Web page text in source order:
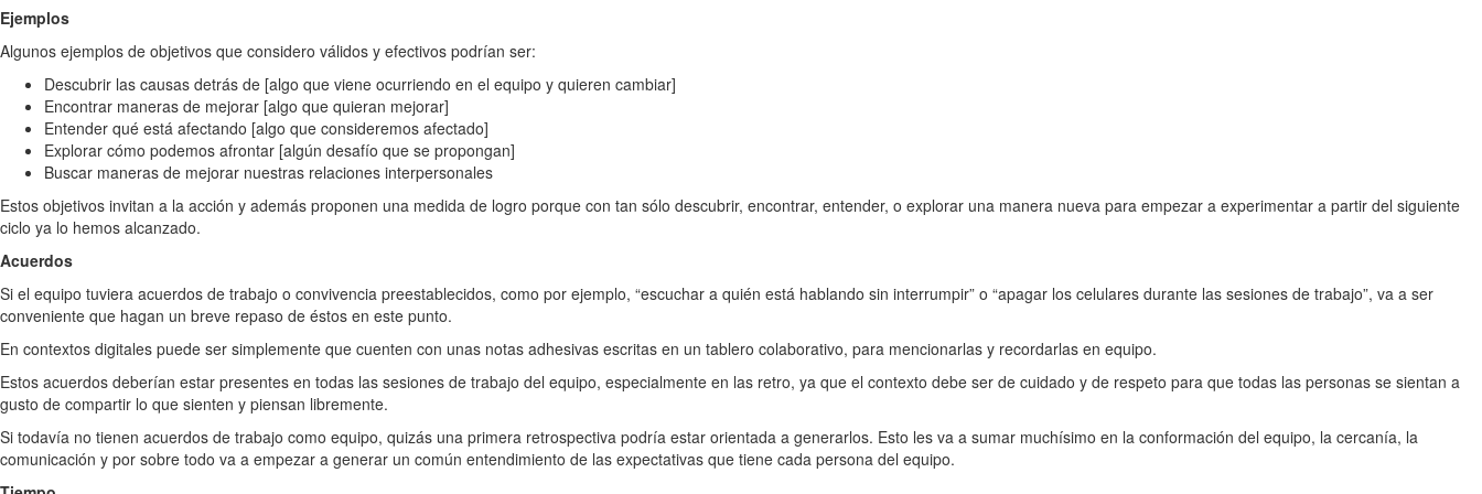
Ejemplos
Algunos ejemplos de objetivos que considero válidos y efectivos podrían ser:
Descubrir las causas detrás de [algo que viene ocurriendo en el equipo y quieren cambiar]
Encontrar maneras de mejorar [algo que quieran mejorar]
Entender qué está afectando [algo que consideremos afectado]
Explorar cómo podemos afrontar [algún desafío que se propongan]
Buscar maneras de mejorar nuestras relaciones interpersonales
Estos objetivos invitan a la acción y además proponen una medida de logro porque con tan sólo descubrir, encontrar, entender, o explorar una manera nueva para empezar a experimentar a partir del siguiente
ciclo ya lo hemos alcanzado.
Acuerdos
Si el equipo tuviera acuerdos de trabajo o convivencia preestablecidos, como por ejemplo, “escuchar a quién está hablando sin interrumpir” o “apagar los celulares durante las sesiones de trabajo”, va a ser
conveniente que hagan un breve repaso de éstos en este punto.
En contextos digitales puede ser simplemente que cuenten con unas notas adhesivas escritas en un tablero colaborativo, para mencionarlas y recordarlas en equipo.
Estos acuerdos deberían estar presentes en todas las sesiones de trabajo del equipo, especialmente en las retro, ya que el contexto debe ser de cuidado y de respeto para que todas las personas se sientan a
gusto de compartir lo que sienten y piensan libremente.
Si todavía no tienen acuerdos de trabajo como equipo, quizás una primera retrospectiva podría estar orientada a generarlos. Esto les va a sumar muchísimo en la conformación del equipo, la cercanía, la
comunicación y por sobre todo va a empezar a generar un común entendimiento de las expectativas que tiene cada persona del equipo.